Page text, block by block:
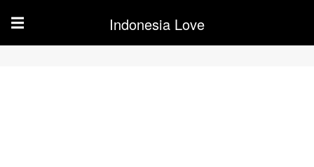
☰ Indonesia Love